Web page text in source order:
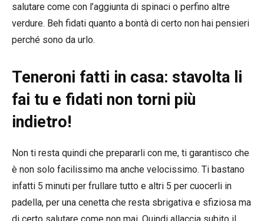
salutare come con l’aggiunta di spinaci o perfino altre
verdure. Beh fidati quanto a bontà di certo non hai pensieri
perché sono da urlo.
Teneroni fatti in casa: stavolta li
fai tu e fidati non torni più
indietro!
Non ti resta quindi che prepararli con me, ti garantisco che
è non solo facilissimo ma anche velocissimo. Ti bastano
infatti 5 minuti per frullare tutto e altri 5 per cuocerli in
padella, per una cenetta che resta sbrigativa e sfiziosa ma